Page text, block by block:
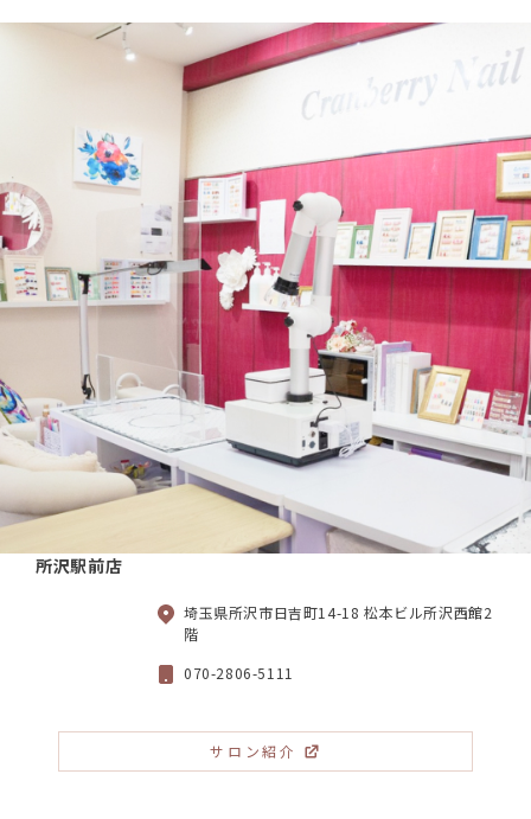
所沢駅前店
埼玉県所沢市日吉町14-18 松本ビル所沢西館2
階
070-2806-5111
サロン紹介